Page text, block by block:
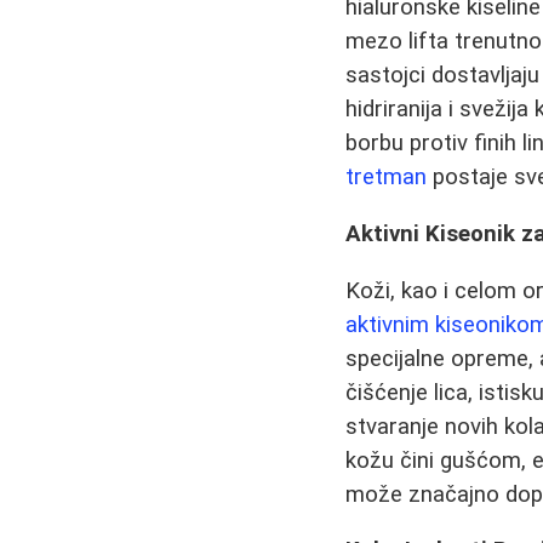
hialuronske
mezo lifta
sastojci
hidriranija i svežija
borbu protiv finih
tretman postaje
Aktivni Kiseonik
Koži, kao i celom
aktivnim
specijalne
čišćenje lica,
stvaranje novih
kožu čini gušćom,
može značajno